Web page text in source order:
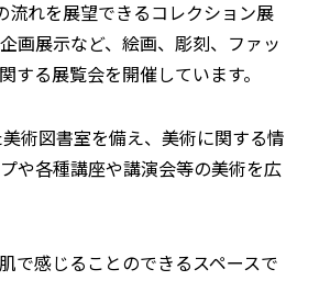
れを展望できるコレクション展
画展示など、絵画、彫刻、ファッ
する展覧会を開催しています。
術図書室を備え、美術に関する情
や各種講座や講演会等の美術を広
で感じることのできるスペースで